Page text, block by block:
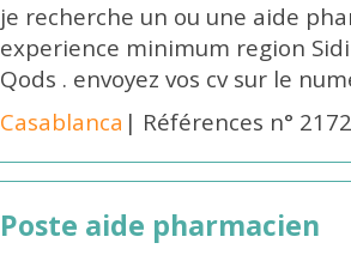
je recherche un ou une aide
experience minimum region
Qods . envoyez vos cv sur le
Casablanca | Références n°
Poste aide pharmacien